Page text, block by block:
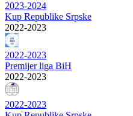
2023-2024
Kup Republike Srpske
2022-2023
2022-2023
Premijer liga BiH
2022-2023
2022-2023